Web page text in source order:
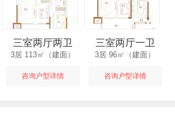
三室两厅两卫
3居 113㎡（建面）
咨询户型详情
三室两厅一卫
3居 96㎡（建面）
咨询户型详情